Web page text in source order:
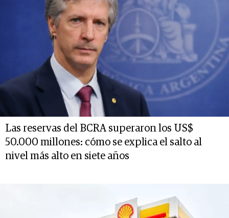
Las reservas del BCRA superaron los US$
50.000 millones: cómo se explica el salto al
nivel más alto en siete años